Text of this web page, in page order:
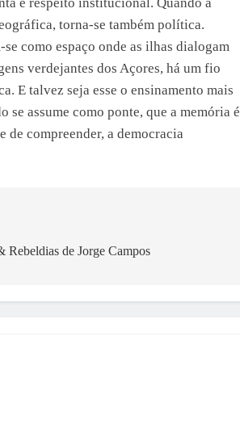
torna-se também política.
como espaço onde as ilhas dialogam
verdejantes dos Açores, há um fio
E talvez seja esse o ensinamento mais
assume como ponte, que a memória é
de compreender, a democracia
Rebeldias de Jorge Campos